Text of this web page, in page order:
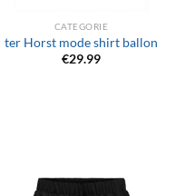
CATEGORIE
ter Horst mode shirt ballon
€29.99